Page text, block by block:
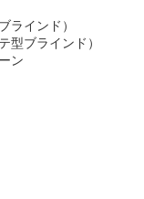
ラインド）
型ブラインド）
ン